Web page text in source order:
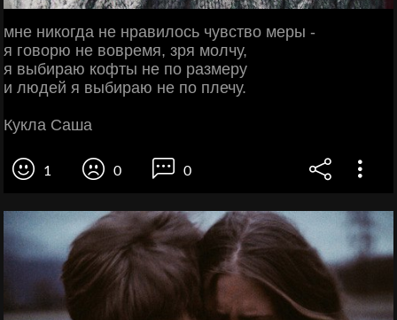
мне никогда не нравилось чувство меры -
я говорю не вовремя, зря молчу,
я выбираю кофты не по размеру
и людей я выбираю не по плечу.
Кукла Саша
1 0 0